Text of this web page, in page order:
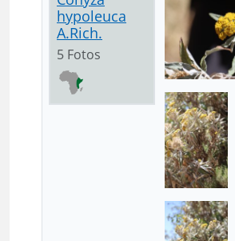
hypoleuca
A.Rich.
5 Fotos